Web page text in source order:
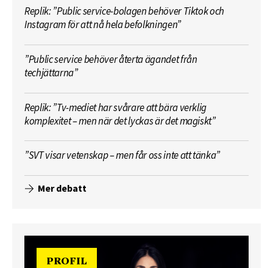
Replik: ”Public service-bolagen behöver Tiktok och
Instagram för att nå hela befolkningen”
”Public service behöver återta ägandet från
techjättarna”
Replik: ”Tv-mediet har svårare att bära verklig
komplexitet – men när det lyckas är det magiskt”
”SVT visar vetenskap – men får oss inte att tänka”
Mer debatt
PROFIL